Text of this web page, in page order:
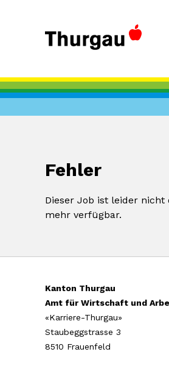
Fehler
Dieser Job ist leider nicht
mehr verfügbar.
Kanton Thurgau
Amt für Wirtschaft und
«Karriere-Thurgau»
Staubeggstrasse 3
8510 Frauenfeld